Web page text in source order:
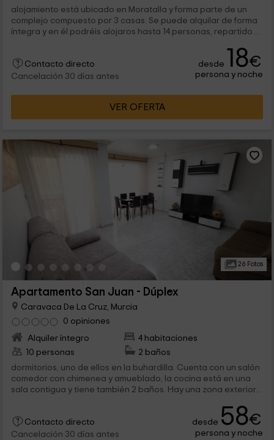
alojamiento está ubicado en Moratalla y forma parte de un
complejo compuesto por 3 casas. Se puede alquilar de forma
íntegra y en él podréis alojaros hasta 14 personas, repartidos
Contacto directo
Cancelación 30 días antes
desde 18€
persona y noche
VER OFERTA
26 Fotos
Apartamento San Juan - Dúplex
Caravaca De La Cruz, Murcia
0 opiniones
Alquiler íntegro
4 habitaciones
10 personas
2 baños
dormitorios, uno de ellos en la buhardilla. Cuenta con un salón
comedor con chimenea y amueblado, la cocina está en una
sala contigua y tiene también 2 baños. Hay una zona exterior...
Contacto directo
Cancelación 30 días antes
desde 58€
persona y noche